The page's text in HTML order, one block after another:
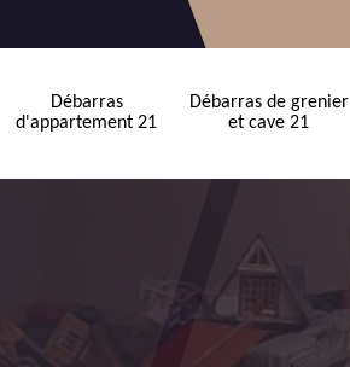
Débarras
d'appartement 21
Débarras de grenier
et cave 21